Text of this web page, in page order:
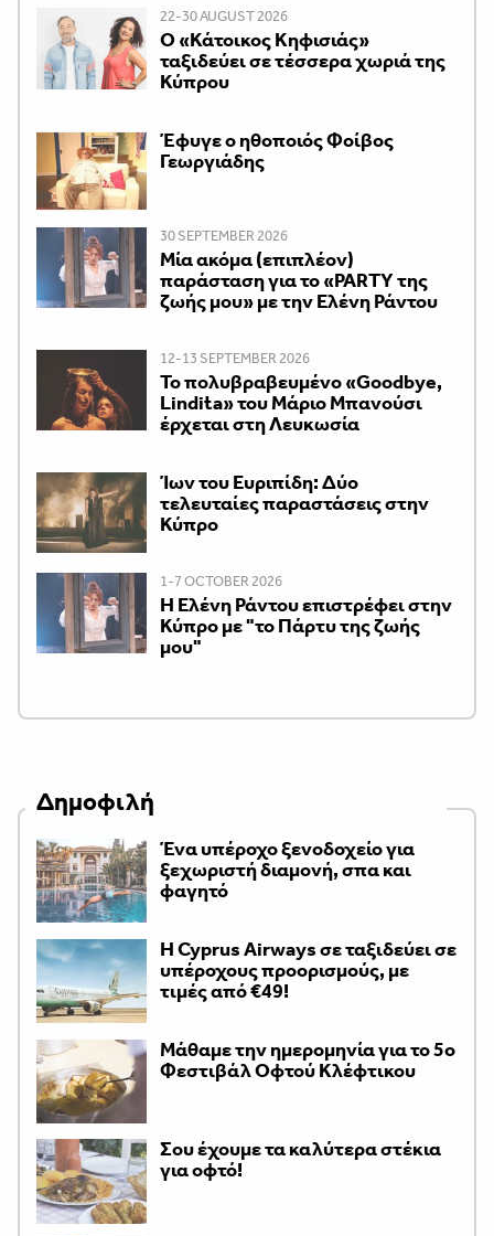
22-30 AUGUST 2026
Ο «Κάτοικος Κηφισιάς»
ταξιδεύει σε τέσσερα χωριά της
Κύπρου
Έφυγε ο ηθοποιός Φοίβος
Γεωργιάδης
30 SEPTEMBER 2026
Μία ακόμα (επιπλέον)
παράσταση για το «PARTY της
ζωής μου» με την Ελένη Ράντου
12-13 SEPTEMBER 2026
Το πολυβραβευμένο «Goodbye,
Lindita» του Μάριο Μπανούσι
έρχεται στη Λευκωσία
Ίων του Ευριπίδη: Δύο
τελευταίες παραστάσεις στην
Κύπρο
1-7 OCTOBER 2026
H Ελένη Ράντου επιστρέφει στην
Κύπρο με "το Πάρτυ της ζωής
μου"
Δημοφιλή
Ένα υπέροχο ξενοδοχείο για
ξεχωριστή διαμονή, σπα και
φαγητό
H Cyprus Airways σε ταξιδεύει σε
υπέροχους προορισμούς, με
τιμές από €49!
Μάθαμε την ημερομηνία για το 5ο
Φεστιβάλ Οφτού Κλέφτικου
Σου έχουμε τα καλύτερα στέκια
για οφτό!